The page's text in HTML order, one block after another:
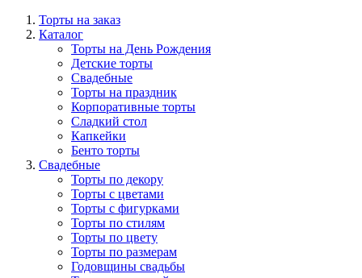
Торты на заказ
Каталог
Торты на День Рождения
Детские торты
Свадебные
Торты на праздник
Корпоративные торты
Сладкий стол
Капкейки
Бенто торты
Свадебные
Торты по декору
Торты с цветами
Торты с фигурками
Торты по стилям
Торты по цвету
Торты по размерам
Годовщины свадьбы